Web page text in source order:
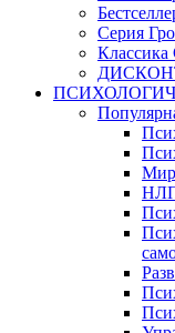
Серия
Классика